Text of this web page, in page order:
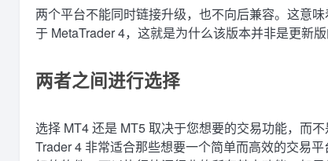
两个平台不能同时链接升级，也不向后兼容。这意
于 MetaTrader 4，这就是为什么该版本并非是更新版
两者之间进行选择
选择 MT4 还是 MT5 取决于您想要的交易功能，而
Trader 4 非常适合那些想要一个简单而高效的交易